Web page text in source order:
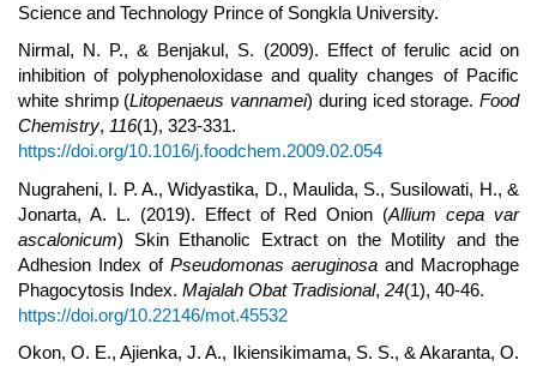
Science and Technology Prince of Songkla University.
Nirmal, N. P., & Benjakul, S. (2009). Effect of ferulic acid on
inhibition of polyphenoloxidase and quality changes of Pacific
white shrimp (Litopenaeus vannamei) during iced storage.Food
Chemistry, 116(1), 323-331.
https://doi.org/10.1016/j.foodchem.2009.02.054
Nugraheni, I. P. A., Widyastika, D., Maulida, S., Susilowati, H., &
Jonarta, A. L. (2019). Effect of Red Onion (Allium cepa var
ascalonicum) Skin Ethanolic Extract on the Motility and the
Adhesion Index of Pseudomonas aeruginosa and Macrophage
Phagocytosis Index. Majalah Obat Tradisional, 24(1), 40-46.
https://doi.org/10.22146/mot.45532
Okon, O. E., Ajienka, J. A., Ikiensikimama, S. S., & Akaranta, O.